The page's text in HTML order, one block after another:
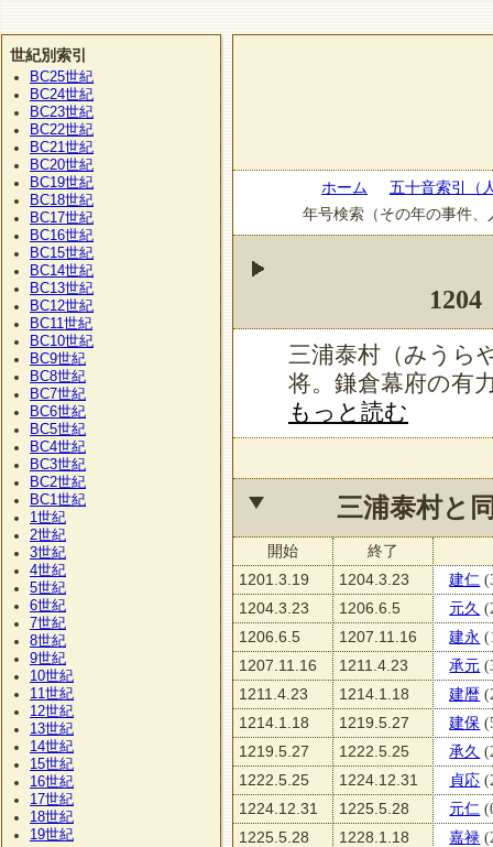
ホーム
五十音索引（
年号検索（その年の事件
1204
三浦泰村（みうら
将。鎌倉幕府の有
もっと読む
三浦泰村と
開始
終了
1201.3.19
1204.3.23 建仁
1204.3.23
1206.6.5 元久
1206.6.5
1207.11.16 建永
1207.11.16
1211.4.23 承元
1211.4.23
1214.1.18 建暦
1214.1.18
1219.5.27 建保
1219.5.27
1222.5.25 承久
1222.5.25
1224.12.31 貞応
1224.12.31
1225.5.28 元仁
1225.5.28
1228.1.18 嘉禄
世紀別索引
BC25世紀
BC24世紀
BC23世紀
BC22世紀
BC21世紀
BC20世紀
BC19世紀
BC18世紀
BC17世紀
BC16世紀
BC15世紀
BC14世紀
BC13世紀
BC12世紀
BC11世紀
BC10世紀
BC9世紀
BC8世紀
BC7世紀
BC6世紀
BC5世紀
BC4世紀
BC3世紀
BC2世紀
BC1世紀
1世紀
2世紀
3世紀
4世紀
5世紀
6世紀
7世紀
8世紀
9世紀
10世紀
11世紀
12世紀
13世紀
14世紀
15世紀
16世紀
17世紀
18世紀
19世紀